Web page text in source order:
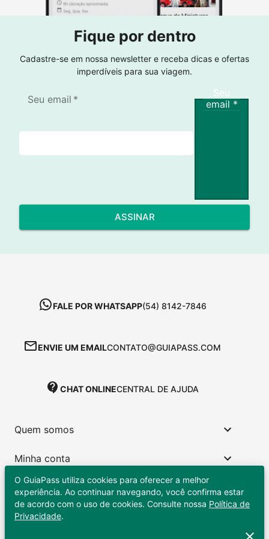
Fique por dentro
Cadastre-se em nossa newsletter e receba dicas e ofertas
imperdíveis para sua viagem.
Seu email *
Seu
email *
ASSINAR
FALE POR WHATSAPP(54) 8142-7846
ENVIE UM EMAILCONTATO@GUIAPASS.COM
CHAT ONLINECENTRAL DE AJUDA
Quem somos
Minha conta
Links úteis
O GuiaPass utiliza cookies para oferecer a melhor
experiência. Ao continuar navegando, você confirma estar
de acordo com o uso de cookies. Consulte nossa Política de
Privacidade.